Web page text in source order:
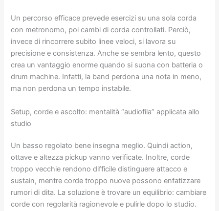
Un percorso efficace prevede esercizi su una sola corda
con metronomo, poi cambi di corda controllati. Perciò,
invece di rincorrere subito linee veloci, si lavora su
precisione e consistenza. Anche se sembra lento, questo
crea un vantaggio enorme quando si suona con batteria o
drum machine. Infatti, la band perdona una nota in meno,
ma non perdona un tempo instabile.
Setup, corde e ascolto: mentalità “audiofila” applicata allo
studio
Un basso regolato bene insegna meglio. Quindi action,
ottave e altezza pickup vanno verificate. Inoltre, corde
troppo vecchie rendono difficile distinguere attacco e
sustain, mentre corde troppo nuove possono enfatizzare
rumori di dita. La soluzione è trovare un equilibrio: cambiare
corde con regolarità ragionevole e pulirle dopo lo studio.